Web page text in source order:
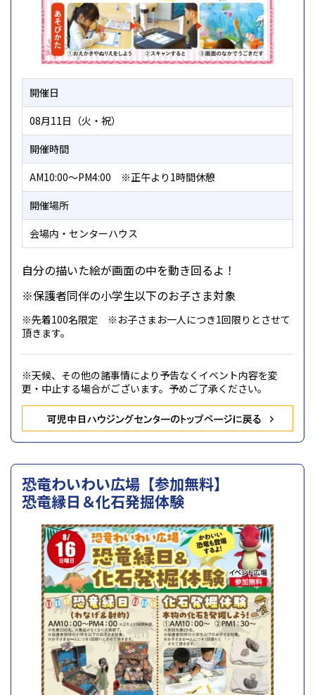
開催日
08月11日（火・祝）
開催時間
AM10:00～PM4:00 ※正午より1時間休憩
開催場所
会場内・センターハウス
自分の描いた絵が画面の中を動き回るよ！
※保護者同伴の小学生以下のお子さま対象
※先着100名限定 ※お子さまお一人につき1回限りとさせて
頂きます。
※天候、その他の諸事情により予告なくイベント内容を変
更・中止する場合がございます。予めご了承ください。
恐竜わいわい広場【参加無料】
恐竜縁日＆化石発掘体験